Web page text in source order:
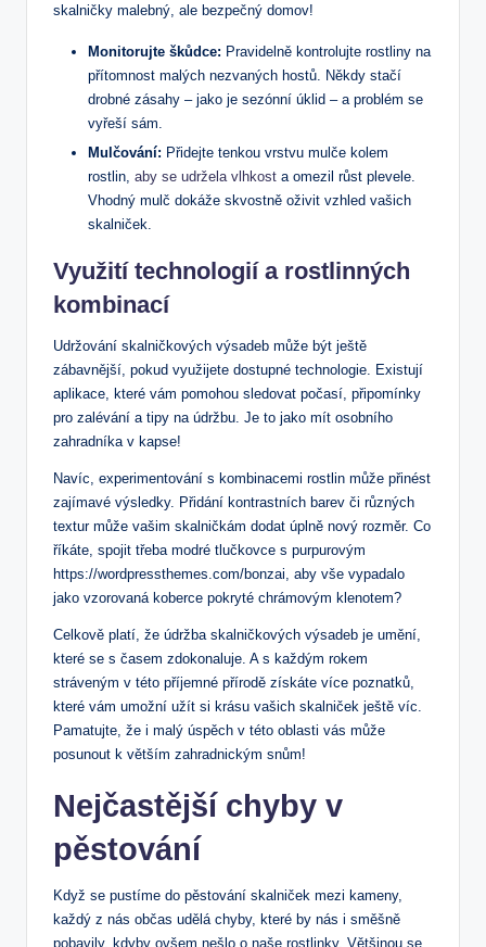
skalničky malebný,‌ ale bezpečný domov!
Monitorujte ​škůdce: Pravidelně kontrolujte rostliny na
přítomnost malých nezvaných hostů. Někdy stačí
drobné zásahy – jako je sezónní úklid – a problém se
vyřeší sám.
Mulčování: ⁤Přidejte tenkou vrstvu mulče kolem
rostlin, ​ aby se udržela vlhkost a⁢ omezil růst plevele.
Vhodný ‍mulč​ dokáže skvostně oživit vzhled vašich
skalniček.
Využití technologií a‌ rostlinných
kombinací
Udržování skalničkových výsadeb může ⁤být ještě
zábavnější, pokud využijete dostupné ⁤technologie. Existují
aplikace, které vám pomohou sledovat počasí, připomínky
pro⁣ zalévání a tipy na údržbu. Je to jako mít osobního
zahradníka v kapse!
Navíc, experimentování⁤ s kombinacemi rostlin⁤ může přinést
zajímavé výsledky. Přidání kontrastních ​barev či různých
textur může vašim skalničkám dodat úplně nový rozměr. Co
říkáte, spojit třeba modré tlučkovce s purpurovým
https://wordpressthemes.com/bonzai, aby vše⁣ vypadalo
jako vzorovaná koberce‍ pokryté⁣ chrámovým⁢ klenotem?
Celkově platí, že údržba skalničkových výsadeb je umění,
které se s časem zdokonaluje. A s každým rokem
stráveným v této⁤ příjemné přírodě získáte více poznatků,
které vám umožní užít si krásu vašich skalniček ještě víc.
‌Pamatujte, že i malý úspěch v této oblasti vás může
posunout k větším zahradnickým snům!
Nejčastější chyby‌ v
pěstování
Když se pustíme ​do pěstování skalniček⁤ mezi⁣ kameny,
každý z nás občas udělá chyby, které by nás i směšně
pobavily, kdyby ovšem nešlo o naše rostlinky. Většinou se